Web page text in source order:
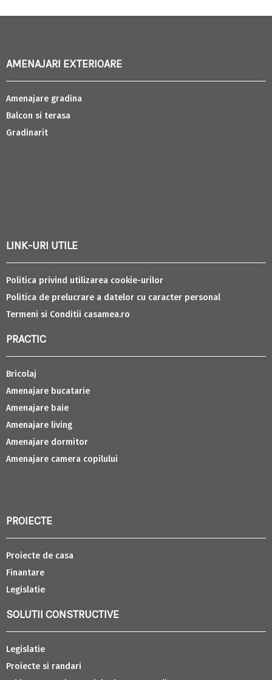
AMENAJARI EXTERIOARE
Amenajare gradina
Balcon si terasa
Gradinarit
LINK-URI UTILE
Politica privind utilizarea cookie-urilor
Politica de prelucrare a datelor cu caracter personal
Termeni si Conditii casamea.ro
PRACTIC
Bricolaj
Amenajare bucatarie
Amenajare baie
Amenajare living
Amenajare dormitor
Amenajare camera copilului
PROIECTE
Proiecte de casa
Finantare
Legislatie
SOLUTII CONSTRUCTIVE
Legislatie
Proiecte si randari